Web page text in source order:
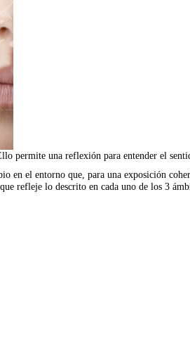
permite una reflexión para entender el
el entorno que, para una exposición
refleje lo descrito en cada uno de los 3